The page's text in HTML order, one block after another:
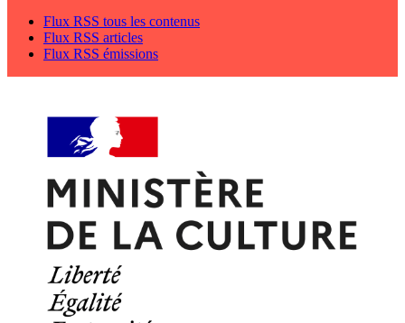
Flux RSS tous les contenus
Flux RSS articles
Flux RSS émissions